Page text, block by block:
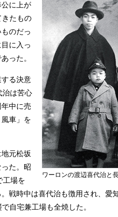
ワーロンの渡辺喜代治と
に上が
きたもの
のだっ
に入っ
った。
る決意
治は苦心
中に売
車」を
元松坂
た。昭
工場を
戦時中は喜代治も徴用され、愛
自宅兼工場も全焼した。